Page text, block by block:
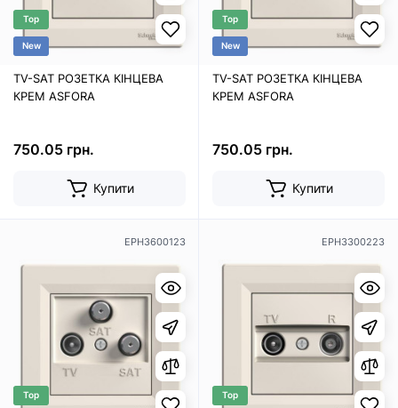
Top
New
TV-SAT РОЗЕТКА КІНЦЕВА
КРЕМ ASFORA
750.05 грн.
Купити
Top
New
TV-SAT РОЗЕТКА КІНЦЕВА
КРЕМ ASFORA
750.05 грн.
Купити
EPH3600123
Top
EPH3300223
Top